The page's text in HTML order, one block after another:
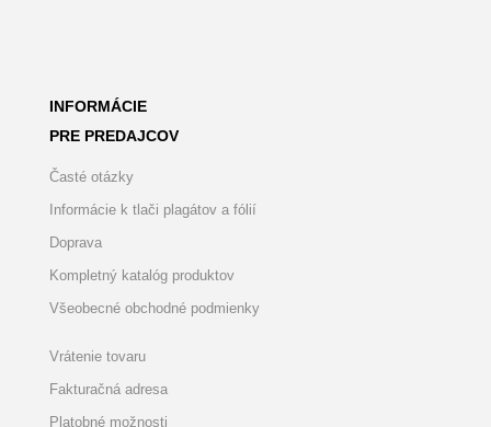
INFORMÁCIE
PRE PREDAJCOV
Časté otázky
Informácie k tlači plagátov a fólií
Doprava
Kompletný katalóg produktov
Všeobecné obchodné podmienky
Vrátenie tovaru
Fakturačná adresa
Platobné možnosti